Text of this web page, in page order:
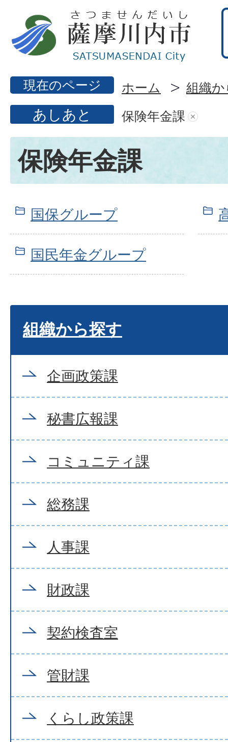
現在のページ ホーム 組織
あしあと 保険年金課
保険年金課
国保グループ
国民年金グループ
組織から探す
企画政策課
秘書広報課
コミュニティ課
総務課
人事課
財政課
契約検査室
管財課
くらし政策課